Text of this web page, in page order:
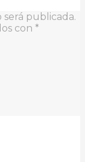
publicada.
con *